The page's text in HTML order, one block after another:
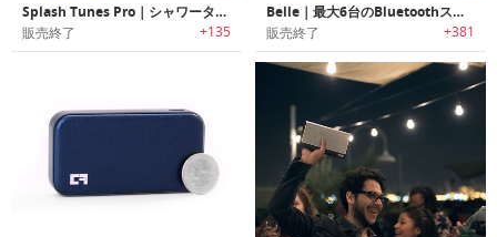
Splash Tunes Pro｜シャワータイムに最適な防水Bluetoothスピーカー「スプラッシュチューンズプロ」
販売終了 +135
Belle｜最大6台のBluetoothスピーカーと同時接続可能なサウンドハブBluetoothスピーカー「ベレ」
販売終了 +381